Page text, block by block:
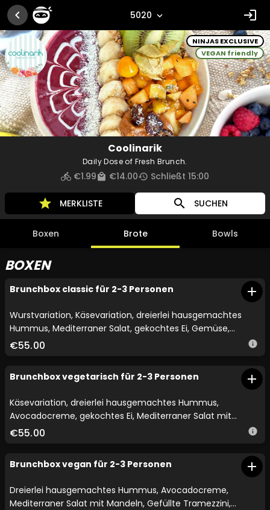
chevron_left 5020 expand_more login
NINJAS EXCLUSIVE
VEGAN friendly
Coolinarik
Daily Dose of Fresh Brunch.
directions_bike €1.99local_mall €14.00history Schließt 15:00
star MERKLISTE search SUCHEN
Boxen Brote Bowls
BOXEN
Brunchbox classic für 2-3 Personen
Wurstvariation, Käsevariation, dreierlei hausgemachtes
Hummus, Mediterraner Salat, gekochtes Ei, Gemüse,
Tropisches Kokosjoghurt mit hausgemachtem Granola,
€55.00 info
add
Brunchbox vegetarisch für 2-3 Personen
Käsevariation, dreierlei hausgemachtes Hummus,
Avocadocreme, gekochtes Ei, Mediterraner Salat mit
Mandeln, Tropisches Kokosjoghurt mit hausgemachtem
€55.00 info
add
Brunchbox vegan für 2-3 Personen
Dreierlei hausgemachtes Hummus, Avocadocreme,
Mediterraner Salat mit Mandeln, Gefüllte Tramezzini,
add